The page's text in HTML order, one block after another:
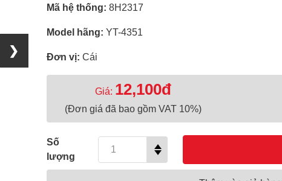
❯
Mã hệ thống: 8H2317
Model hãng: YT-4351
Đơn vị: Cái
Giá: 12,100đ
(Đơn giá đã bao gồm VAT 10%)
Số
lượng